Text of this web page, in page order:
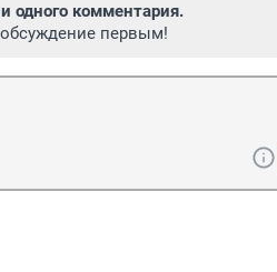
одного комментария.
первым!